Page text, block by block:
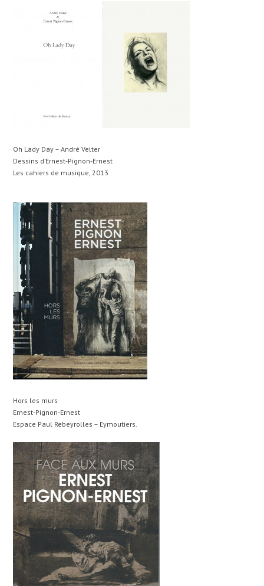
Oh Lady Day – André Velter
Dessins d’Ernest-Pignon-Ernest
Les cahiers de musique, 2013
Hors les murs
Ernest-Pignon-Ernest
Espace Paul Rebeyrolles – Eymoutiers.